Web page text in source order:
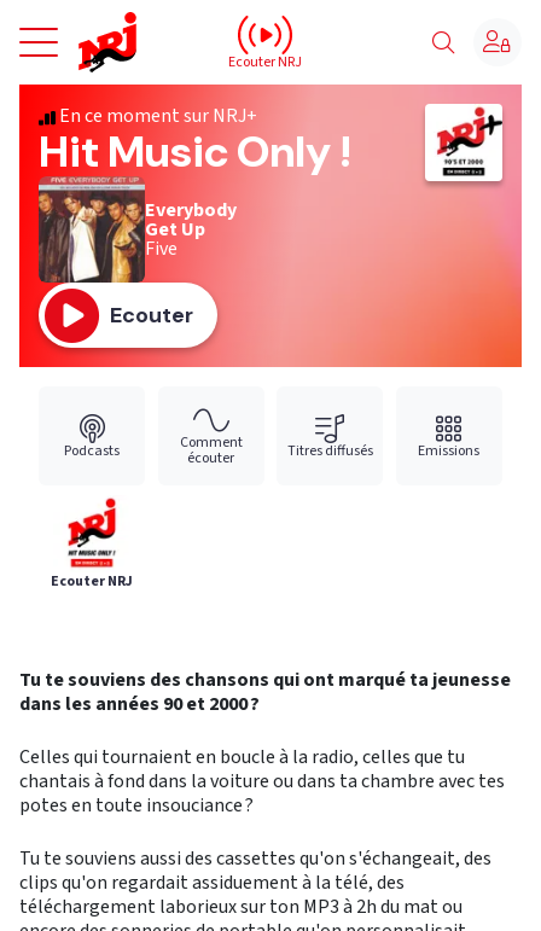
NRJ - Accueil
Ecouter NRJ
En ce moment sur NRJ+
Hit Music Only !
Everybody
Get Up
Five
Ecouter
Podcasts Comment
écouter Titres diffusés Emissions
Ecouter NRJ
Tu te souviens des chansons qui ont marqué ta jeunesse
dans les années 90 et 2000 ?
Celles qui tournaient en boucle à la radio, celles que tu
chantais à fond dans la voiture ou dans ta chambre avec tes
potes en toute insouciance ?
Tu te souviens aussi des cassettes qu'on s'échangeait, des
clips qu'on regardait assiduement à la télé, des
téléchargement laborieux sur ton MP3 à 2h du mat ou